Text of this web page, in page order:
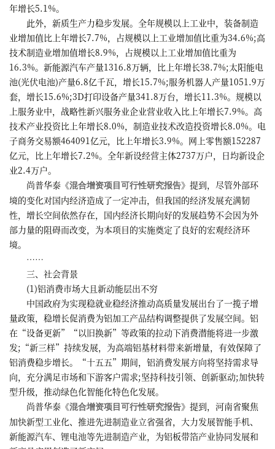
年增长5.1%。
此外，新质生产力稳步发展。全年规模以上工业中，装备制造
业增加值比上年增长7.7%，占规模以上工业增加值比重为34.6%;高
技术制造业增加值增长8.9%，占规模以上工业增加值比重为
16.3%。新能源汽车产量1316.8万辆，比上年增长38.7%;太阳能电
池(光伏电池)产量6.8亿千瓦，增长15.7%;服务机器人产量1051.9万
套，增长15.6%;3D打印设备产量341.8万台，增长11.3%。规模以
上服务业中，战略性新兴服务业企业营业收入比上年增长7.9%。高
技术产业投资比上年增长8.0%，制造业技术改造投资增长8.0%。电
子商务交易额464091亿元，比上年增长3.9%。网上零售额152287
亿元，比上年增长7.2%。全年新设经营主体2737万户，日均新设企
业2.4万户。
尚普华泰 《混合增资项目可行性研究报告》 提到，尽管外部环
境的变化对国内经济造成了一定冲击，但我国的经济发展充满韧
性，增长空间依然存在，国内经济长期向好的发展趋势不会因为外
部力量的阻碍而改变，为本项目的实施奠定了良好的宏观经济环
境。
……
三、社会背景
(1)铝消费市场大且新动能层出不穷
中国政府为实现稳就业稳经济推动高质量发展出台了一揽子增
量政策，稳增长促消费为铝加工产品结构调整提供了发展空间。铝
在“设备更新”“以旧换新”等政策的拉动下消费潜能将进一步激
发;“新三样”持续发展，为高端铝基材料带来新增量，有效保障了
铝消费稳步增长。“十五五”期间，铝消费发展方向将坚持需求导
向，充分满足市场和下游客户需求;坚持科技引领、创新驱动;加快转
型升级，推动绿色化智能化特色化发展。
尚普华泰 《混合增资项目可行性研究报告》 提到，河南省聚焦
加快新型工业化、推进先进制造业立省强省，大力发展智能手机、
新能源汽车、锂电池等先进制造产业，为铝板带箔产业协同发展和